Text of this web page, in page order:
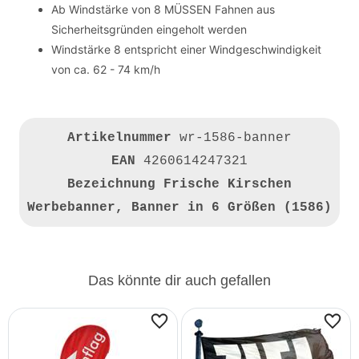
Ab Windstärke von 8 MÜSSEN Fahnen aus
Sicherheitsgründen eingeholt werden
Windstärke 8 entspricht einer Windgeschwindigkeit
von ca. 62 - 74 km/h
Artikelnummer wr-1586-banner
EAN 4260614247321
Bezeichnung Frische Kirschen
Werbebanner, Banner in 6 Größen (1586)
Das könnte dir auch gefallen